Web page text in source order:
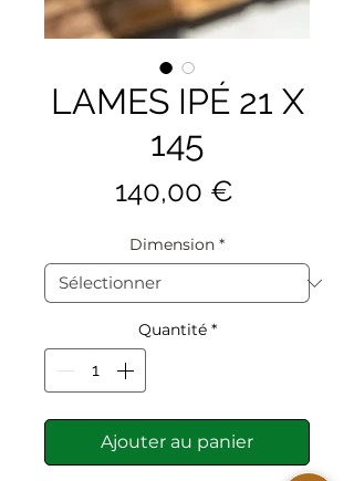
LAMES IPÉ 21 X
145
140,00 €
Dimension *
Quantité *
Ajouter au panier